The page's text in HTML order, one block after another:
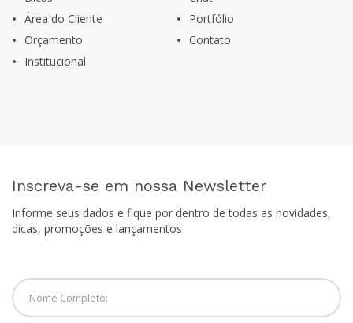
Área do Cliente
Portfólio
Orçamento
Contato
Institucional
Inscreva-se em nossa Newsletter
Informe seus dados e fique por dentro de todas as novidades,
dicas, promoções e lançamentos